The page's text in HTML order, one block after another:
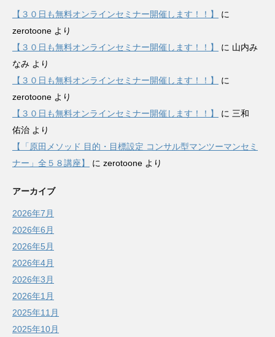
【３０日も無料オンラインセミナー開催します！！】
に
zerotoone より
【３０日も無料オンラインセミナー開催します！！】
に 山内み
なみ より
【３０日も無料オンラインセミナー開催します！！】
に
zerotoone より
【３０日も無料オンラインセミナー開催します！！】
に 三和
佑治 より
【「原田メソッド 目的・目標設定 コンサル型マンツーマンセミ
ナー」全５８講座】
に zerotoone より
アーカイブ
2026年7月
2026年6月
2026年5月
2026年4月
2026年3月
2026年1月
2025年11月
2025年10月